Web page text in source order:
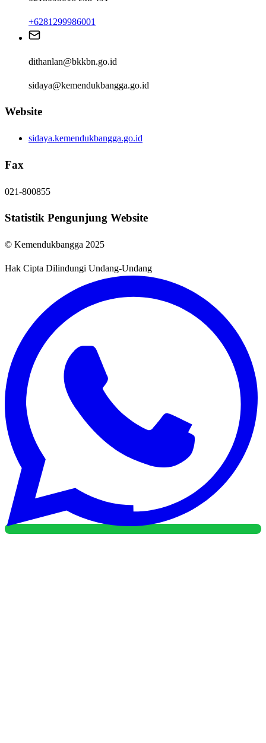
+6281299986001
dithanlan@bkkbn.go.id
sidaya@kemendukbangga.go.id
Website
sidaya.kemendukbangga.go.id
Fax
021-800855
Statistik Pengunjung Website
© Kemendukbangga 2025
Hak Cipta Dilindungi Undang-Undang